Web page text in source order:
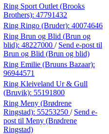
Ring Sport Outlet (Brooks
Brothers): 47791432
Ring Ringo (Bruder): 40074646
Ring Brun og Blid (Brun og
blid): 48227000 / Send e-post til
Brun og Blid (Brun og blid)
Ring Emilie (Bruuns Bazaar):
96944571
Ring Kleiveland Ur & Gull
(Bruvik): 55191800
Ring Meny (Brødrene
Ringstad): 55253250 / Send e-
post til Meny (Brødrene
Ringstad)